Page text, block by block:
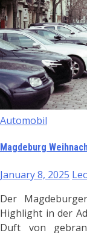
Automobil
Magdeburg
January 8, 2025
Der
Highlight in der
Duft von